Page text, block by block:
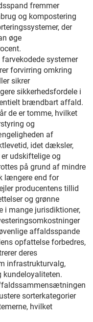
fremmer
og kompostering
der
øge
systemer
forvirring omkring
sikrer
sikkerhedsfordele i
brændbart affald.
de er tomme, hvilket
og
af
idet dæksler,
udskiftelige og
på grund af mindre
længere end for
producentens tillid
og grønne
i mange jurisdiktioner,
affaldsspande
opfattelse forbedres,
deres
infrastrukturvalg,
sorterkategorier
hvilket